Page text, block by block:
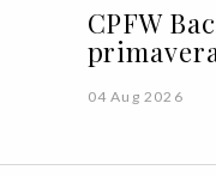
CPFW
04 Aug 2026